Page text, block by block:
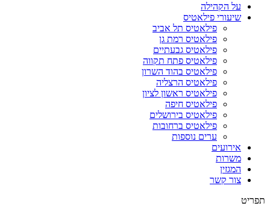
על הקהילה
שיעורי פילאטיס
פילאטיס תל אביב
פילאטיס רמת גן
פילאטיס גבעתיים
פילאטיס פתח תקווה
פילאטיס בהוד השרון
פילאטיס הרצליה
פילאטיס ראשון לציון
פילאטיס חיפה
פילאטיס בירושלים
פילאטיס ברחובות
ערים נוספות
אירועים
משרות
המגזין
צור קשר
תפריט